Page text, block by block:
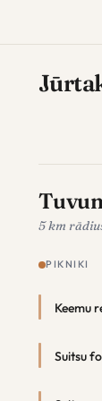
5 km
PIKNIKI
Keemu
Suitsu